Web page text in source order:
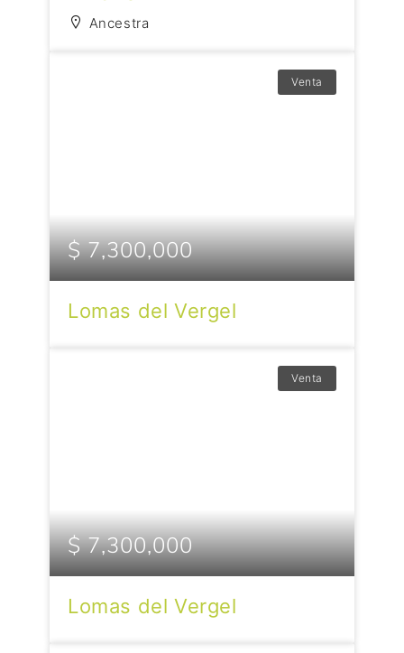
Ancestra
Venta
$ 7,300,000
Lomas del Vergel
Venta
$ 7,300,000
Lomas del Vergel